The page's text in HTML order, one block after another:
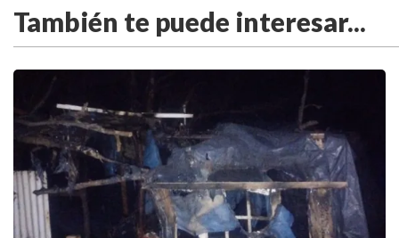
También te puede interesar...